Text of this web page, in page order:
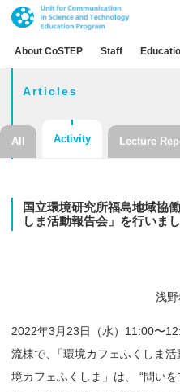
About CoSTEP Staff
Articles
All Activity Lecture
国立環境研究所福島地域協
しま活動報告会」を行いま
浅
2022年3月23日（水）11:00〜
流棟で
「環境カフェふくしま
境カフェふくしま」は、 “問い